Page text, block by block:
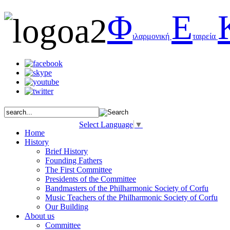
Φιλαρμονική Εταιρεία
Select Language ▼
Home
History
Brief History
Founding Fathers
The First Committee
Presidents of the Committee
Bandmasters of the Philharmonic Society of Corfu
Music Teachers of the Philharmonic Society of Corfu
Our Building
About us
Committee